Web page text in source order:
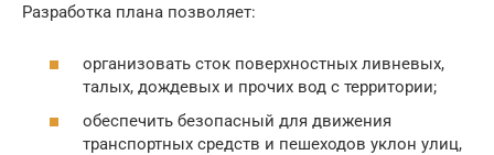
Разработка плана позволяет:
организовать сток поверхностных ливневых,
талых, дождевых и прочих вод с территории;
обеспечить безопасный для движения
транспортных средств и пешеходов уклон улиц,